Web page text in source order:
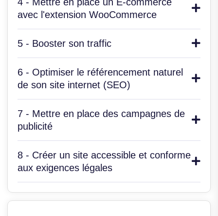
4 - Mettre en place un E-commerce
avec l'extension WooCommerce
5 - Booster son traffic
6 - Optimiser le référencement naturel
de son site internet (SEO)
7 - Mettre en place des campagnes de
publicité
8 - Créer un site accessible et conforme
aux exigences légales